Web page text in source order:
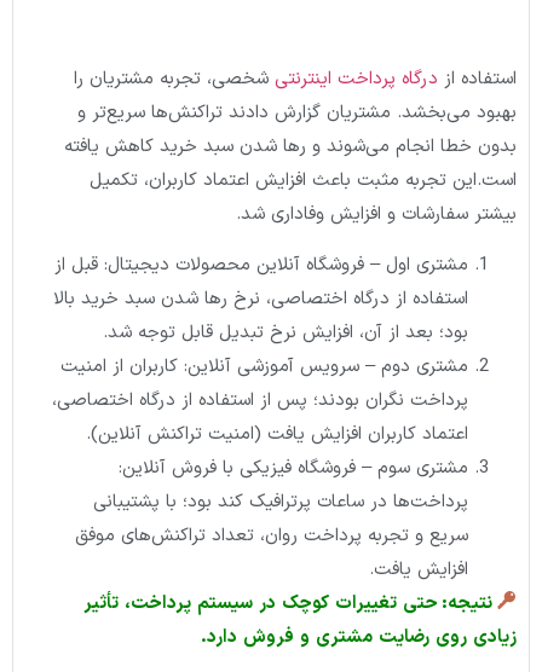
استفاده از درگاه پرداخت اینترنتی شخصی، تجربه مشتریان را
بهبود می‌بخشد. مشتریان گزارش دادند تراکنش‌ها سریع‌تر و
بدون خطا انجام می‌شوند و رها شدن سبد خرید کاهش یافته
است.این تجربه مثبت باعث افزایش اعتماد کاربران، تکمیل
بیشتر سفارشات و افزایش وفاداری شد.
مشتری اول – فروشگاه آنلاین محصولات دیجیتال: قبل از
استفاده از درگاه اختصاصی، نرخ رها شدن سبد خرید بالا
بود؛ بعد از آن، افزایش نرخ تبدیل قابل توجه شد.
مشتری دوم – سرویس آموزشی آنلاین: کاربران از امنیت
پرداخت نگران بودند؛ پس از استفاده از درگاه اختصاصی،
اعتماد کاربران افزایش یافت (امنیت تراکنش آنلاین).
مشتری سوم – فروشگاه فیزیکی با فروش آنلاین:
پرداخت‌ها در ساعات پرترافیک کند بود؛ با پشتیبانی
سریع و تجربه پرداخت روان، تعداد تراکنش‌های موفق
افزایش یافت.
نتیجه: حتی تغییرات کوچک در سیستم پرداخت، تأثیر
زیادی روی رضایت مشتری و فروش دارد.